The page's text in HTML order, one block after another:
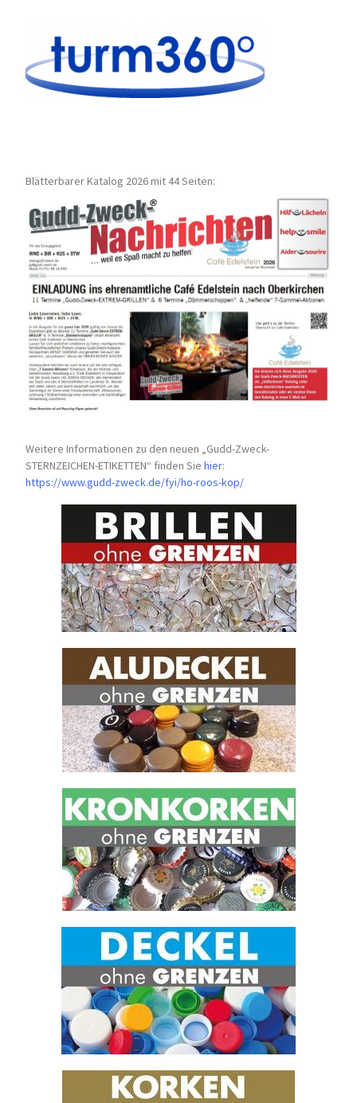
Blätterbarer Katalog 2026 mit 44 Seiten:
Weitere Informationen zu den neuen „Gudd-Zweck-
STERNZEICHEN-ETIKETTEN“ finden Siehier:
https://www.gudd-zweck.de/fyi/ho-roos-kop/